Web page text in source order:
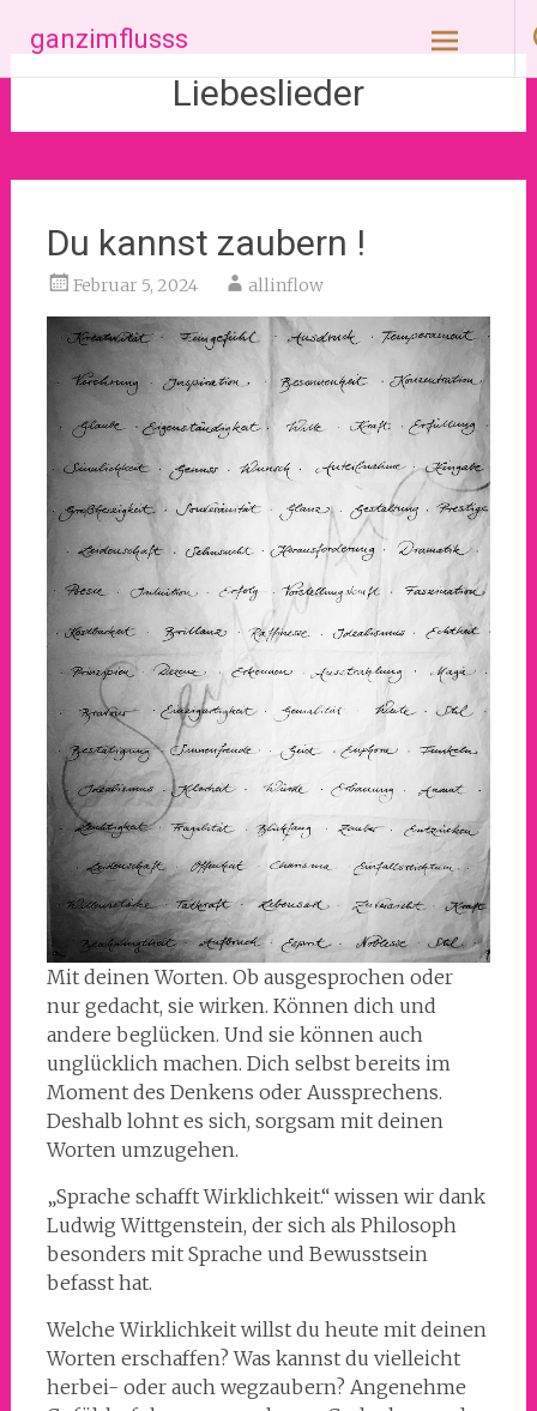
Inhalt
springen
ganzimflusss
Liebeslieder
Du kannst zaubern !
Februar 5, 2024 allinflow
Mit deinen Worten. Ob ausgesprochen oder
nur gedacht, sie wirken. Können dich und
andere beglücken. Und sie können auch
unglücklich machen. Dich selbst bereits im
Moment des Denkens oder Aussprechens.
Deshalb lohnt es sich, sorgsam mit deinen
Worten umzugehen.
„Sprache schafft Wirklichkeit.“ wissen wir dank
Ludwig Wittgenstein, der sich als Philosoph
besonders mit Sprache und Bewusstsein
befasst hat.
Welche Wirklichkeit willst du heute mit deinen
Worten erschaffen? Was kannst du vielleicht
herbei- oder auch wegzaubern? Angenehme